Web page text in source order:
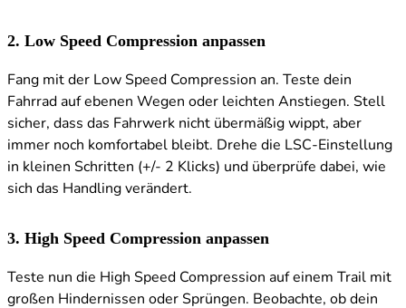
2. Low Speed Compression anpassen
Fang mit der Low Speed Compression an. Teste dein
Fahrrad auf ebenen Wegen oder leichten Anstiegen. Stell
sicher, dass das Fahrwerk nicht übermäßig wippt, aber
immer noch komfortabel bleibt. Drehe die LSC-Einstellung
in kleinen Schritten (+/- 2 Klicks) und überprüfe dabei, wie
sich das Handling verändert.
3. High Speed Compression anpassen
Teste nun die High Speed Compression auf einem Trail mit
großen Hindernissen oder Sprüngen. Beobachte, ob dein